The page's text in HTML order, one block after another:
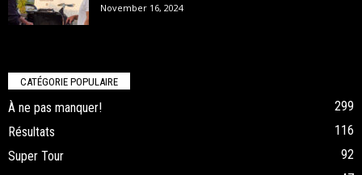
November 16, 2024
CATÉGORIE POPULAIRE
À ne pas manquer!
299
Résultats
116
Super Tour
92